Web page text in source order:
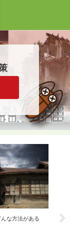
な方法がある
建
は？